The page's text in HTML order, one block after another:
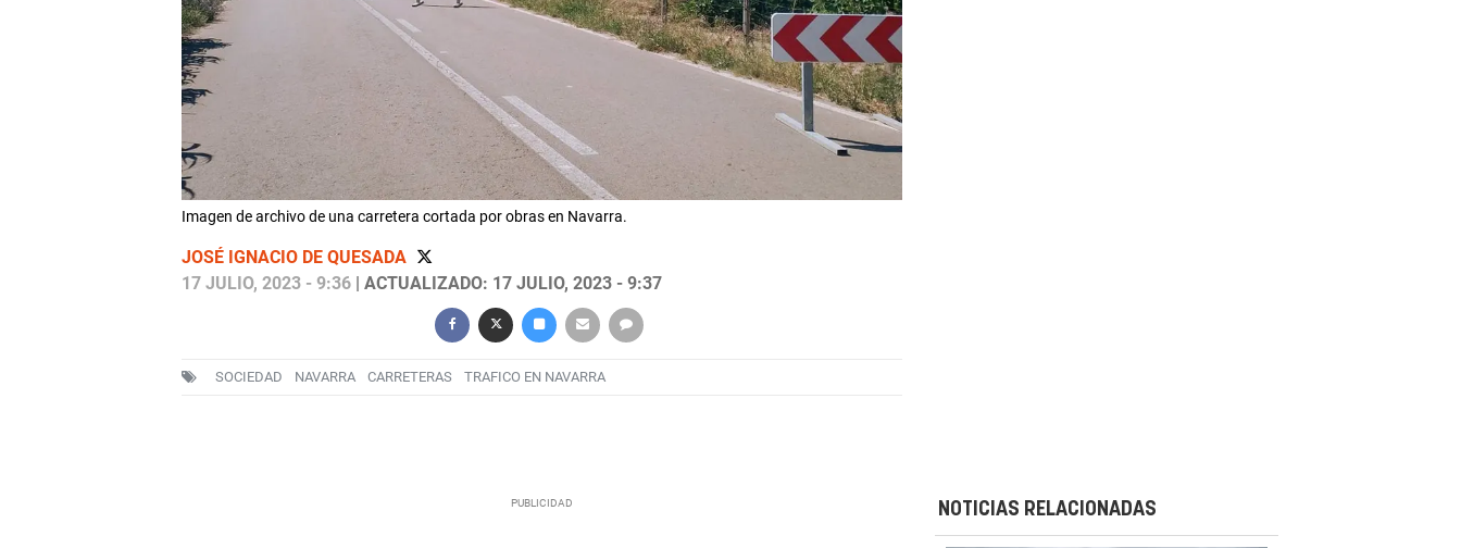
Imagen de archivo de una carretera cortada por obras en Navarra.
JOSÉ IGNACIO DE QUESADA
17 JULIO, 2023 - 9:36| ACTUALIZADO: 17 JULIO, 2023 - 9:37
SOCIEDAD NAVARRA CARRETERAS TRAFICO EN NAVARRA
NOTICIAS RELACIONADAS